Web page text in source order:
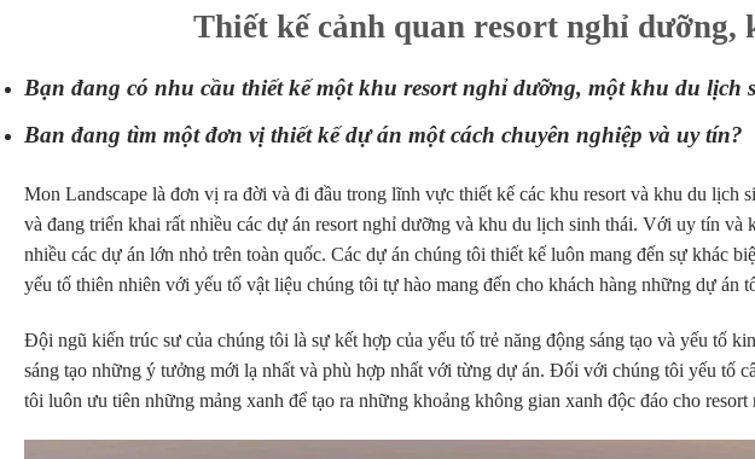
Thiết kế cảnh quan resort nghỉ dưỡng,
Bạn đang có nhu cầu thiết kế một khu resort nghỉ dưỡng, một khu du lịch
Ban đang tìm một đơn vị thiết kế dự án một cách chuyên nghiệp và uy tín?
Mon Landscape là đơn vị ra đời và đi đầu trong lĩnh vực thiết kế các khu resort và khu du lịch
và đang triển khai rất nhiều các dự án resort nghỉ dưỡng và khu du lịch sinh thái. Với uy tín và
nhiều các dự án lớn nhỏ trên toàn quốc. Các dự án chúng tôi thiết kế luôn mang đến sự khác
yếu tố thiên nhiên với yếu tố vật liệu chúng tôi tự hào mang đến cho khách hàng những dự án
Đội ngũ kiến trúc sư của chúng tôi là sự kết hợp của yếu tố trẻ năng động sáng tạo và yếu tố
sáng tạo những ý tưởng mới lạ nhất và phù hợp nhất với từng dự án. Đối với chúng tôi yếu tố
tôi luôn ưu tiên những mảng xanh để tạo ra những khoảng không gian xanh độc đáo cho